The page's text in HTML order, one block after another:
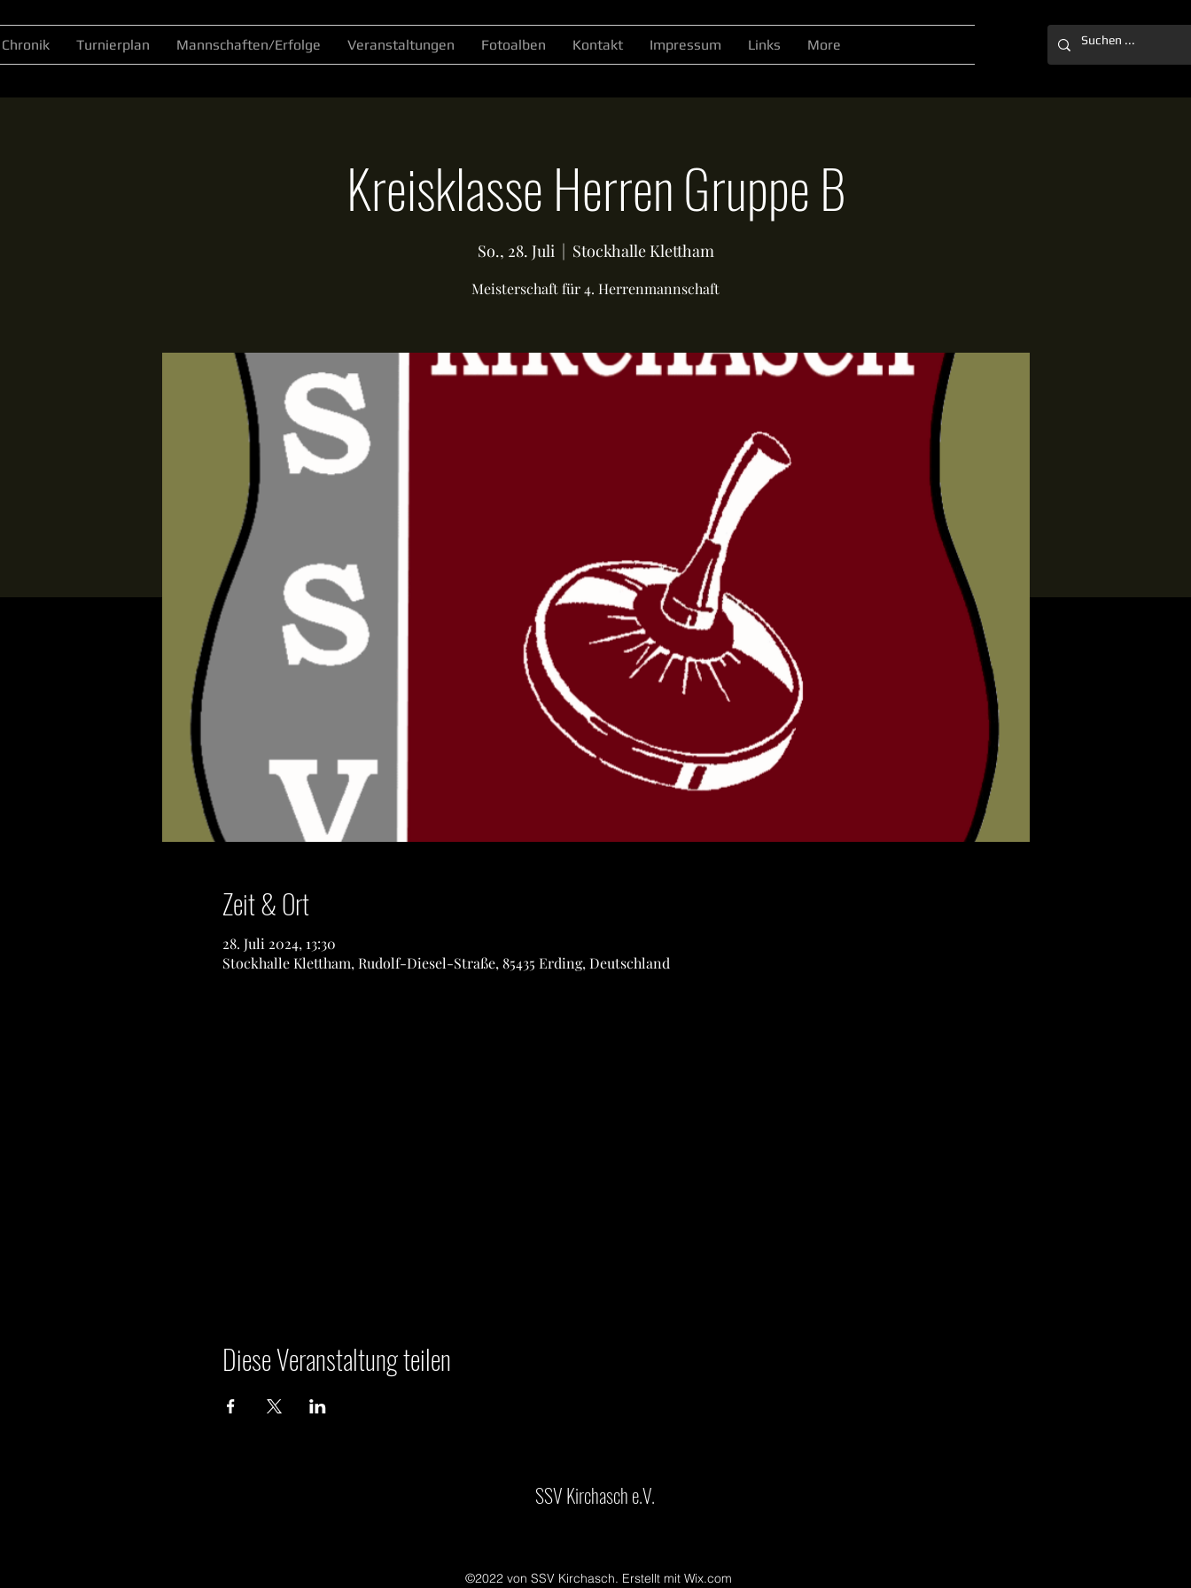
Chronik Turnierplan Mannschaften/Erfolge Veranstaltungen Fotoalben Kontakt Impressum Links More
Kreisklasse Herren Gruppe B
So., 28. Juli
  |
Stockhalle Klettham
Meisterschaft für 4. Herrenmannschaft
Zeit & Ort
28. Juli 2024, 13:30
Stockhalle Klettham, Rudolf-Diesel-Straße, 85435 Erding, Deutschland
Diese Veranstaltung teilen
SSV Kirchasch e.V.
©2022 von SSV Kirchasch. Erstellt mit Wix.com